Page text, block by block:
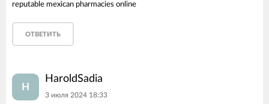
reputable mexican pharmacies online
ОТВЕТИТЬ
H
HaroldSadia
3 июля 2024 18:33